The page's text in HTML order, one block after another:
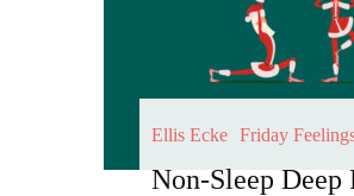
Ellis Ecke Friday
Non-Sleep Deep